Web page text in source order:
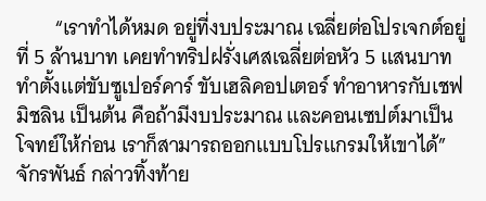
“เราทำได้หมด อยู่ที่งบประมาณ เฉลี่ยต่อโปรเจกต์อยู่
ที่ 5 ล้านบาท เคยทำทริปฝรั่งเศสเฉลี่ยต่อหัว 5 แสนบาท
ทำตั้งแต่ขับซูเปอร์คาร์ ขับเฮลิคอปเตอร์ ทำอาหารกับเชฟ
มิชลิน เป็นต้น คือถ้ามีงบประมาณ และคอนเซปต์มาเป็น
โจทย์ให้ก่อน เราก็สามารถออกแบบโปรแกรมให้เขาได้”
จักรพันธ์ กล่าวทิ้งท้าย